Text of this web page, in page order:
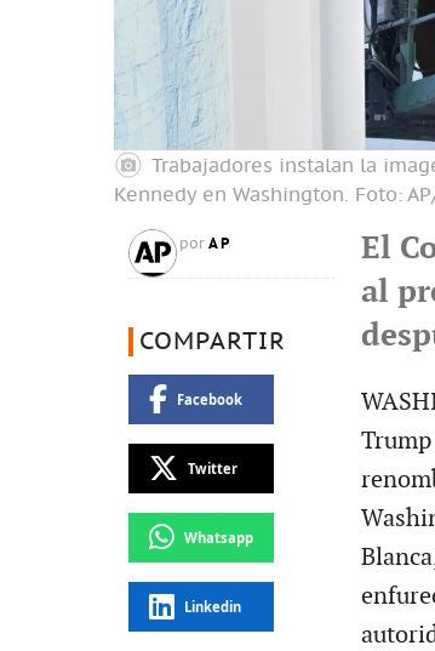
Trabajadores instalan la
Kennedy en Washington. Foto:
por AP
COMPARTIR
Facebook
Twitter
Whatsapp
Linkedin
El
al